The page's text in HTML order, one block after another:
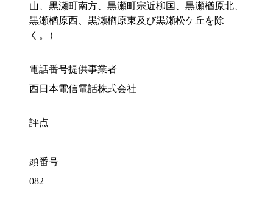
山、黒瀬町南方、黒瀬町宗近柳国、黒瀬楢原北、
黒瀬楢原西、黒瀬楢原東及び黒瀬松ケ丘を除
く。）
電話番号提供事業者
西日本電信電話株式会社
評点
頭番号
082